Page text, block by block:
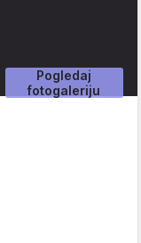
Pogledaj
fotogaleriju